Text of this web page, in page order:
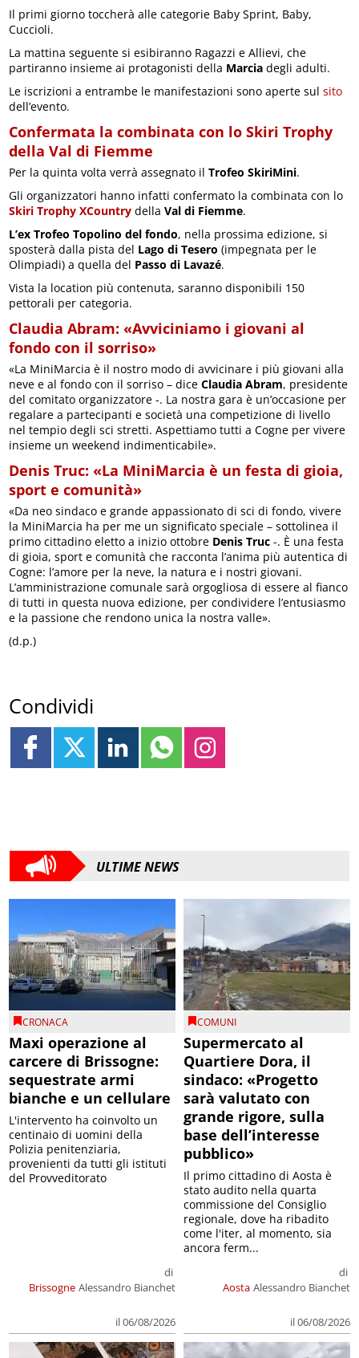
Il primi giorno toccherà alle categorie Baby Sprint, Baby,
Cuccioli.
La mattina seguente si esibiranno Ragazzi e Allievi, che
partiranno insieme ai protagonisti della Marcia degli adulti.
Le iscrizioni a entrambe le manifestazioni sono aperte sulsito
dell’evento.
Confermata la combinata con lo Skiri Trophy
della Val di Fiemme
Per la quinta volta verrà assegnato ilTrofeo SkiriMini.
Gli organizzatori hanno infatti confermato la combinata con lo
Skiri Trophy XCountry dellaVal di Fiemme.
L’ex Trofeo Topolino del fondo, nella prossima edizione, si
sposterà dalla pista del Lago di Tesero (impegnata per le
Olimpiadi) a quella del Passo di Lavazé.
Vista la location più contenuta, saranno disponibili 150
pettorali per categoria.
Claudia Abram: «Avviciniamo i giovani al
fondo con il sorriso»
«La MiniMarcia è il nostro modo di avvicinare i più giovani alla
neve e al fondo con il sorriso – diceClaudia Abram, presidente
del comitato organizzatore -. La nostra gara è un’occasione per
regalare a partecipanti e società una competizione di livello
nel tempio degli sci stretti. Aspettiamo tutti a Cogne per vivere
insieme un weekend indimenticabile».
Denis Truc: «La MiniMarcia è un festa di gioia,
sport e comunità»
«Da neo sindaco e grande appassionato di sci di fondo, vivere
la MiniMarcia ha per me un significato speciale – sottolinea il
primo cittadino eletto a inizio ottobre Denis Truc -. È una festa
di gioia, sport e comunità che racconta l’anima più autentica di
Cogne: l’amore per la neve, la natura e i nostri giovani.
L’amministrazione comunale sarà orgogliosa di essere al fianco
di tutti in questa nuova edizione, per condividere l’entusiasmo
e la passione che rendono unica la nostra valle».
(d.p.)
Condividi
ULTIME NEWS
CRONACA
Maxi operazione al
carcere di Brissogne:
sequestrate armi
bianche e un cellulare
Brissogne
di
Alessandro Bianchet
il 06/08/2026
L'intervento ha coinvolto un
centinaio di uomini della
Polizia penitenziaria,
provenienti da tutti gli istituti
del Provveditorato
COMUNI
Supermercato al
Quartiere Dora, il
sindaco: «Progetto
sarà valutato con
grande rigore, sulla
base dell’interesse
pubblico»
Aosta
di
Alessandro Bianchet
il 06/08/2026
Il primo cittadino di Aosta è
stato audito nella quarta
commissione del Consiglio
regionale, dove ha ribadito
come l'iter, al momento, sia
ancora ferm...